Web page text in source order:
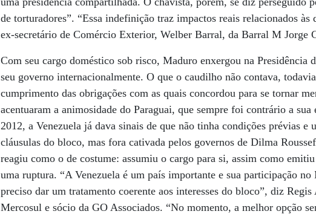
de torturadores”. “Essa indefinição traz impactos reais relacionados
ex-secretário de Comércio Exterior, Welber Barral, da Barral M Jorge
Com seu cargo doméstico sob risco, Maduro enxergou na Presidência
seu governo internacionalmente. O que o caudilho não contava,
cumprimento das obrigações com as quais concordou para se tornar
acentuaram a animosidade do Paraguai, que sempre foi contrário a
2012, a Venezuela já dava sinais de que não tinha condições prévias e
cláusulas do bloco, mas fora cativada pelos governos de Dilma
reagiu como o de costume: assumiu o cargo para si, assim como
uma ruptura. “A Venezuela é um país importante e sua participação
preciso dar um tratamento coerente aos interesses do bloco”, diz
Mercosul e sócio da GO Associados. “No momento, a melhor opção